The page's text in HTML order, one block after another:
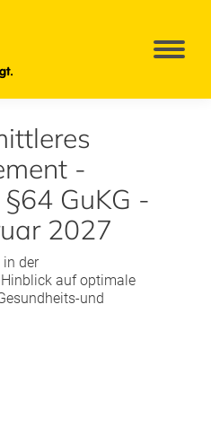
-
GuKG -
2027
der
auf optimale
und